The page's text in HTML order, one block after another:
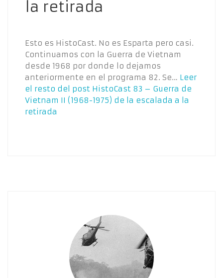
la retirada
Esto es HistoCast. No es Esparta pero casi.
Continuamos con la Guerra de Vietnam
desde 1968 por donde lo dejamos
anteriormente en el programa 82. Se… Leer
el resto del post HistoCast 83 – Guerra de
Vietnam II (1968-1975) de la escalada a la
retirada